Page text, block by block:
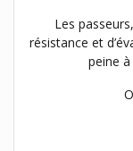
Les
résistance et
peine